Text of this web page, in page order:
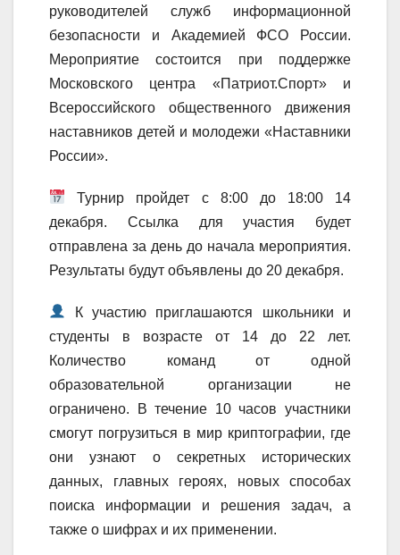
руководителей служб информационной
безопасности и Академией ФСО России.
Мероприятие состоится при поддержке
Московского центра «Патриот.Спорт» и
Всероссийского общественного движения
наставников детей и молодежи «Наставники
России».
Турнир пройдет с 8:00 до 18:00 14
декабря. Ссылка для участия будет
отправлена за день до начала мероприятия.
Результаты будут объявлены до 20 декабря.
К участию приглашаются школьники и
студенты в возрасте от 14 до 22 лет.
Количество команд от одной
образовательной организации не
ограничено. В течение 10 часов участники
смогут погрузиться в мир криптографии, где
они узнают о секретных исторических
данных, главных героях, новых способах
поиска информации и решения задач, а
также о шифрах и их применении.